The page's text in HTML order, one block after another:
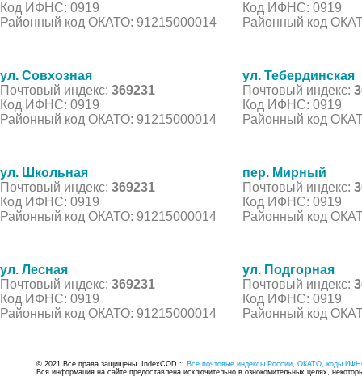
Код ИФНС: 0919
Районный код ОКАТО: 91215000014
Код ИФНС: 0919
Районный код
ул. Совхозная
Почтовый индекс: 369231
Код ИФНС: 0919
Районный код ОКАТО: 91215000014
ул. Тебердинская
Почтовый индекс:
Код ИФНС: 0919
Районный код
ул. Школьная
Почтовый индекс: 369231
Код ИФНС: 0919
Районный код ОКАТО: 91215000014
пер. Мирный
Почтовый индекс:
Код ИФНС: 0919
Районный код
ул. Лесная
Почтовый индекс: 369231
Код ИФНС: 0919
Районный код ОКАТО: 91215000014
ул. Подгорная
Почтовый индекс:
Код ИФНС: 0919
Районный код
© 2021 Все права защищены. IndexCOD :: Все почтовые индексы России, ОКАТО, коды
Вся информация на сайте предоставлена исключительно в ознокомительных целях,